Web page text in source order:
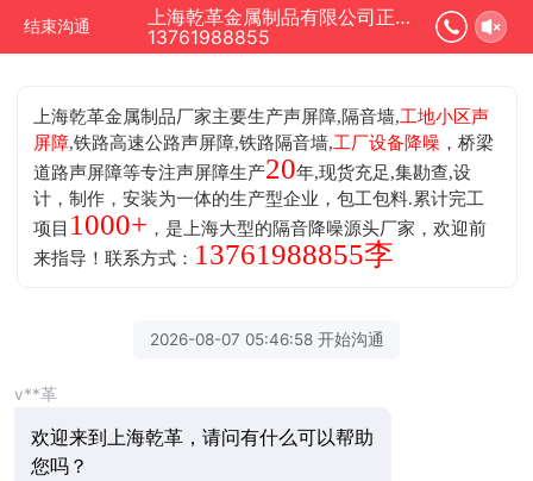
结束沟通
上海乾革金属制品有限公司正在为您服务
13761988855
上海乾革金属制品厂家主要生产声屏障,隔音墙,工地小区声
屏障,铁路高速公路声屏障,铁路隔音墙,工厂设备降噪 ，桥梁
道路声屏障等专注声屏障生产20年,现货充足,集勘查,设
计，制作，安装为一体的生产型企业，包工包料.累计完工
项目 1000+ ，是上海大型的隔音降噪源头厂家，欢迎前
来指导！联系方式： 13761988855李
2026-08-07 05:46:58 开始沟通
v**革
欢迎来到上海乾革，请问有什么可以帮助
您吗？